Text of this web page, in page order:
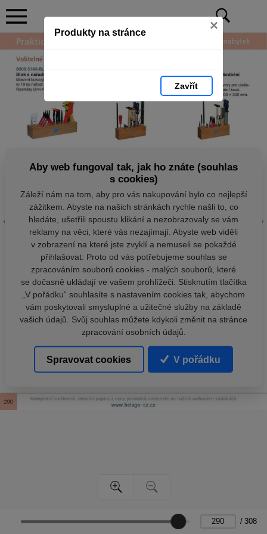
Produkty na stránce ×
Zavřít
/ 308
Aby web fungoval tak, jak ho znáte (souhlas
s cookies)
Záleží nám na tom, aby pro vás nakupování bylo co nejlepší
zážitkem. Abyste na našich stránkách rychle našli to, co
hledáte, ušetřili spoustu klikání a nezobrazovaly se vám
reklamy na věci, které vás nezajímají. Abyste web viděli
v zobrazení na které jste zvyklí a nemuseli se pokaždé
přihlašovat. Proto od vás potřebujeme souhlas se
zpracováním souborů cookies - malých souborů, které
se dočasně ukládají ve vašem prohlížeči. Stisknutím tlačítka
„V pořádku“ souhlasíte s nastavením cookies tak, abychom
vám poskytovali smysluplné a užitečné služby na základě
vašich údajů. Svůj souhlas můžete kdykoli změnit na stránce
zpracování osobních údajů.
Spravovat cookies V pořádku